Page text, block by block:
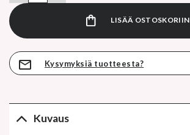
LISÄÄ OSTOSKORIIN
Kysymyksiä tuotteesta?
Kuvaus